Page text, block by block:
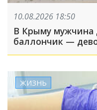
10.08.2026 18:50
В Крыму мужчина
баллончик —
ЖИЗНЬ